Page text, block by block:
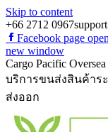
Skip to content
+66 2712 0967
Facebook page
new window
Cargo Pacific
บริการขนส่งสินค้าร
ส่งออก